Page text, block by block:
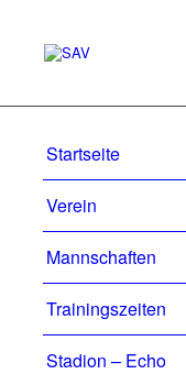
Startseite
Verein
Mannschaften
Trainingszeiten
Stadion – Echo